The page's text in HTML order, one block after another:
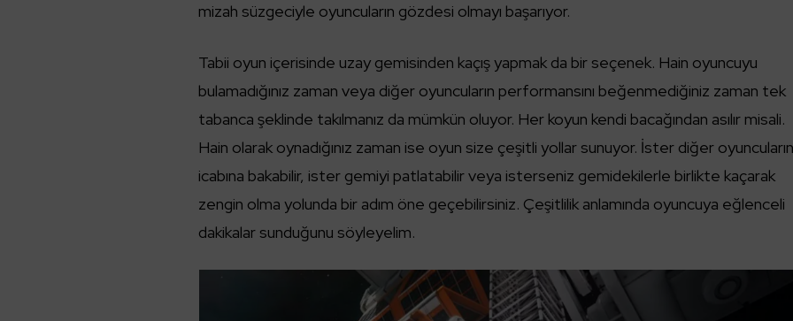
mizah süzgeciyle oyuncuların gözdesi olmayı başarıyor.
Tabii oyun içerisinde uzay gemisinden kaçış yapmak da bir seçenek. Hain oyuncuyu
bulamadığınız zaman veya diğer oyuncuların performansını beğenmediğiniz zaman tek
tabanca şeklinde takılmanız da mümkün oluyor. Her koyun kendi bacağından asılır misali.
Hain olarak oynadığınız zaman ise oyun size çeşitli yollar sunuyor. İster diğer
icabına bakabilir, ister gemiyi patlatabilir veya isterseniz gemidekilerle birlikte kaçarak
zengin olma yolunda bir adım öne geçebilirsiniz. Çeşitlilik anlamında oyuncuya eğlenceli
dakikalar sunduğunu söyleyelim.